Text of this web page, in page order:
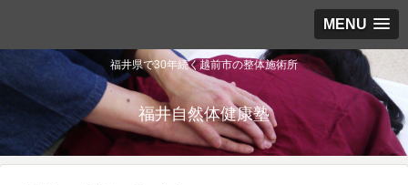
MENU
福井県で30年続く越前市の整体施術所
福井自然体健康塾